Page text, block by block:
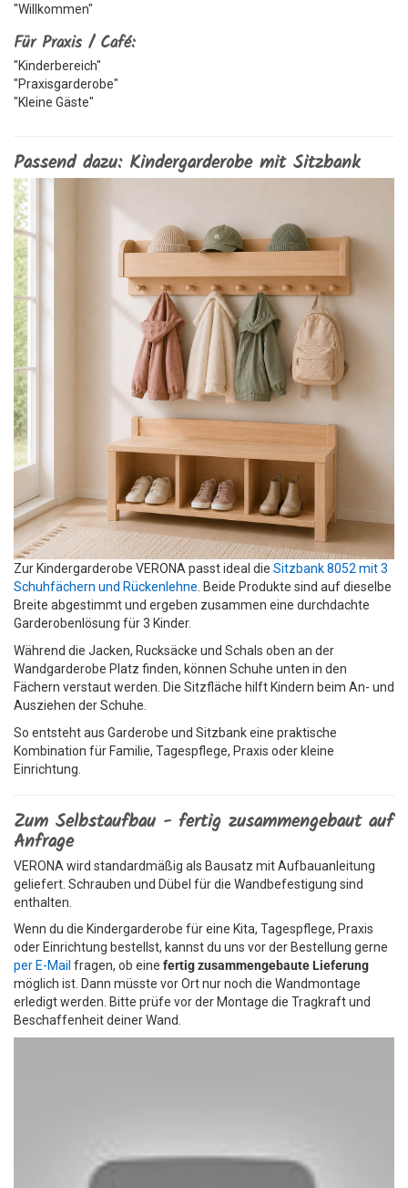
"Willkommen"
Für Praxis / Café:
"Kinderbereich"
"Praxisgarderobe"
"Kleine Gäste"
Passend dazu: Kindergarderobe mit Sitzbank
Zur Kindergarderobe VERONA passt ideal die Sitzbank 8052 mit 3
Schuhfächern und Rückenlehne . Beide Produkte sind auf dieselbe
Breite abgestimmt und ergeben zusammen eine durchdachte
Garderobenlösung für 3 Kinder.
Während die Jacken, Rucksäcke und Schals oben an der
Wandgarderobe Platz finden, können Schuhe unten in den
Fächern verstaut werden. Die Sitzfläche hilft Kindern beim An- und
Ausziehen der Schuhe.
So entsteht aus Garderobe und Sitzbank eine praktische
Kombination für Familie, Tagespflege, Praxis oder kleine
Einrichtung.
Zum Selbstaufbau - fertig zusammengebaut auf
Anfrage
VERONA wird standardmäßig als Bausatz mit Aufbauanleitung
geliefert. Schrauben und Dübel für die Wandbefestigung sind
enthalten.
Wenn du die Kindergarderobe für eine Kita, Tagespflege, Praxis
oder Einrichtung bestellst, kannst du uns vor der Bestellung gerne
per E-Mail fragen, ob eine fertig zusammengebaute Lieferung
möglich ist. Dann müsste vor Ort nur noch die Wandmontage
erledigt werden. Bitte prüfe vor der Montage die Tragkraft und
Beschaffenheit deiner Wand.